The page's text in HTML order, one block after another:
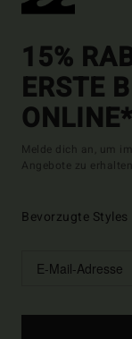
15%
ERSTE
ONLINE*
Melde dich an, um
Angebote zu
Bevorzugte Styles